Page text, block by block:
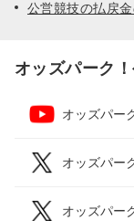
公営競技の払戻
オッズパーク
オッズパー
オッズパー
オッズパー